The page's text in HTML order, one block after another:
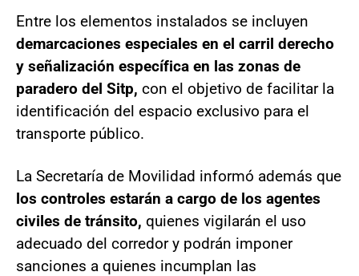
Entre los elementos instalados se incluyen
demarcaciones especiales en el carril derecho
y señalización específica en las zonas de
paradero del Sitp, con el objetivo de facilitar la
identificación del espacio exclusivo para el
transporte público.
La Secretaría de Movilidad informó además que
los controles estarán a cargo de los agentes
civiles de tránsito, quienes vigilarán el uso
adecuado del corredor y podrán imponer
sanciones a quienes incumplan las